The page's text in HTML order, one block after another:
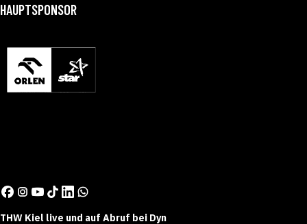
HAUPTSPONSOR
THW Kiel live und auf Abruf bei Dyn